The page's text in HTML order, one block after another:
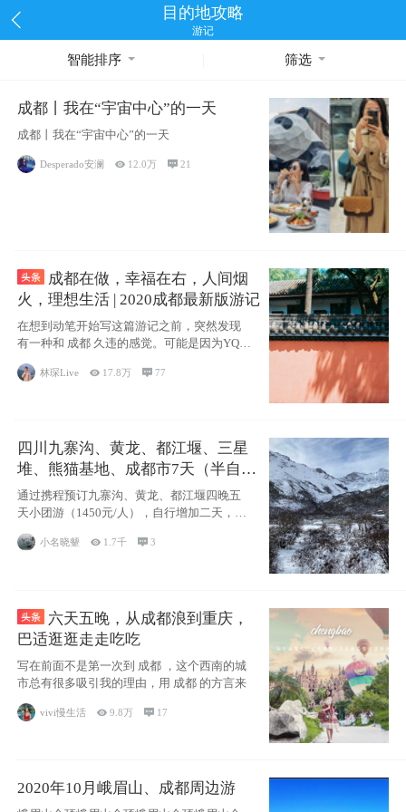
目的地攻略
游记
智能排序 筛选
成都丨我在“宇宙中心”的一天
成都丨我在“宇宙中心”的一天
Desperado安澜  12.0万 21
成都在做，幸福在右，人间烟
火，理想生活 | 2020成都最新版游记
在想到动笔开始写这篇游记之前，突然发现
有一种和 成都 久违的感觉。可能是因为YQ的
林琛Live  17.8万 77
四川九寨沟、黄龙、都江堰、三星
堆、熊猫基地、成都市7天（半自由
行）
通过携程预订九寨沟、黄龙、都江堰四晚五
天小团游（1450元/人），自行增加二天，去
小名晓颦  1.7千 3
六天五晚，从成都浪到重庆，
巴适逛逛走走吃吃
写在前面不是第一次到 成都 ，这个西南的城
市总有很多吸引我的理由，用 成都 的方言来
vivi慢生活 9.8万  17
2020年10月峨眉山、成都周边游